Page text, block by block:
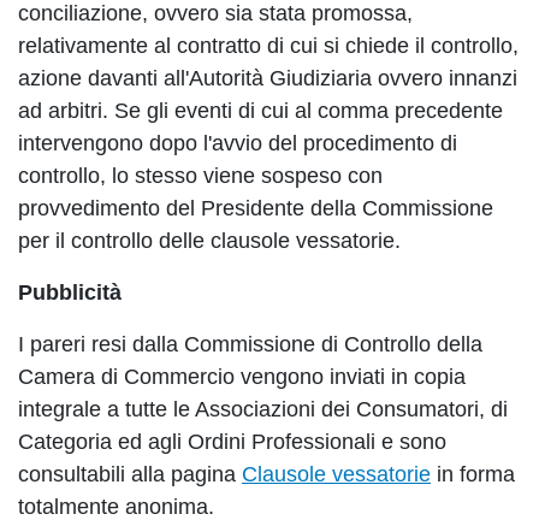
conciliazione, ovvero sia stata promossa,
relativamente al contratto di cui si chiede il controllo,
azione davanti all'Autorità Giudiziaria ovvero innanzi
ad arbitri. Se gli eventi di cui al comma precedente
intervengono dopo l'avvio del procedimento di
controllo, lo stesso viene sospeso con
provvedimento del Presidente della Commissione
per il controllo delle clausole vessatorie.
Pubblicità
I pareri resi dalla Commissione di Controllo della
Camera di Commercio vengono inviati in copia
integrale a tutte le Associazioni dei Consumatori, di
Categoria ed agli Ordini Professionali e sono
consultabili alla pagina Clausole vessatorie in forma
totalmente anonima.